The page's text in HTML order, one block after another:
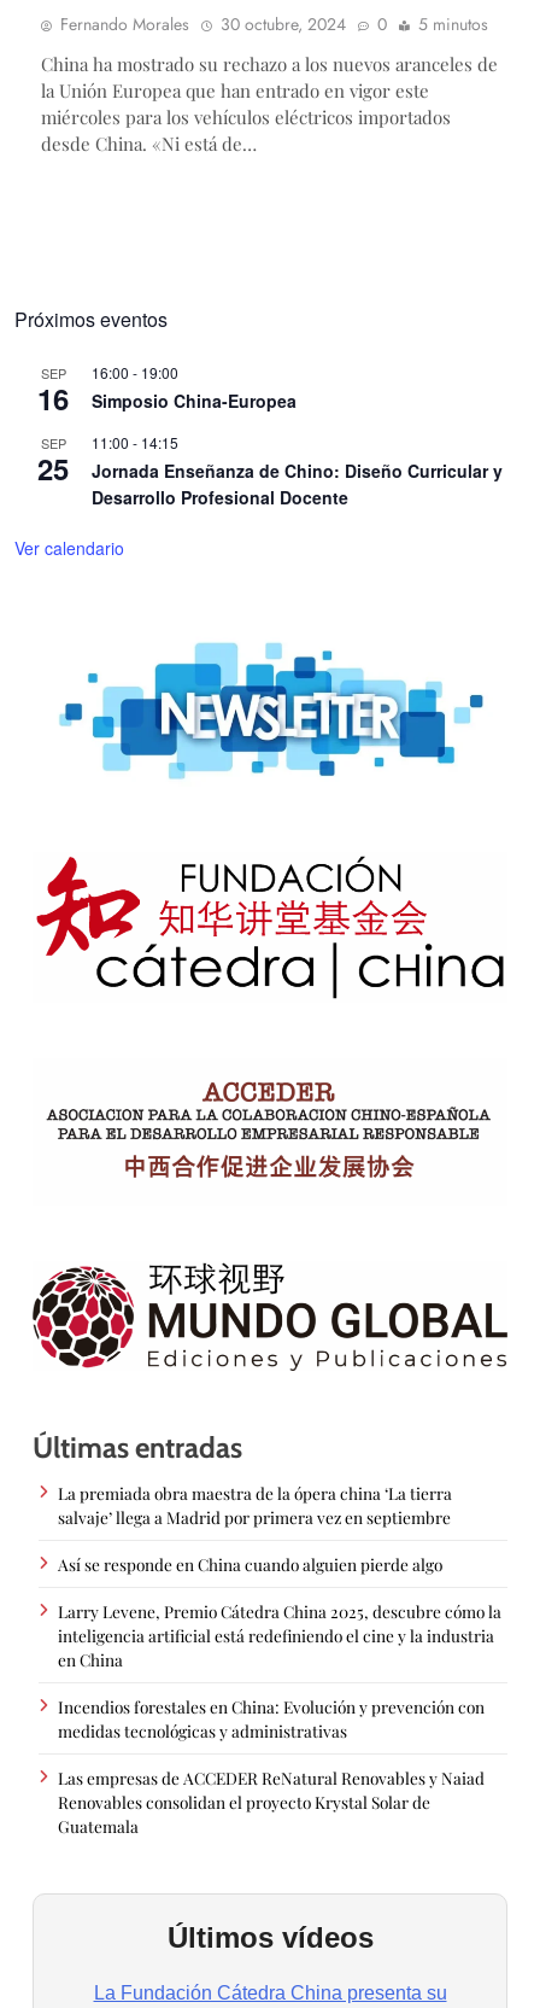
Fernando Morales 30 octubre, 2024 0
5 minutos
China ha mostrado su rechazo a los nuevos aranceles de
la Unión Europea que han entrado en vigor este
miércoles para los vehículos eléctricos importados
desde China. «Ni está de…
Próximos eventos
SEP
16
16:00 - 19:00
Simposio China-Europea
SEP
25
11:00 - 14:15
Jornada Enseñanza de Chino: Diseño Curricular y
Desarrollo Profesional Docente
Ver calendario
Últimas entradas
La premiada obra maestra de la ópera china ‘La tierra
salvaje’ llega a Madrid por primera vez en septiembre
Así se responde en China cuando alguien pierde algo
Larry Levene, Premio Cátedra China 2025, descubre cómo la
inteligencia artificial está redefiniendo el cine y la industria
en China
Incendios forestales en China: Evolución y prevención con
medidas tecnológicas y administrativas
Las empresas de ACCEDER ReNatural Renovables y Naiad
Renovables consolidan el proyecto Krystal Solar de
Guatemala
Últimos vídeos
La Fundación Cátedra China presenta su